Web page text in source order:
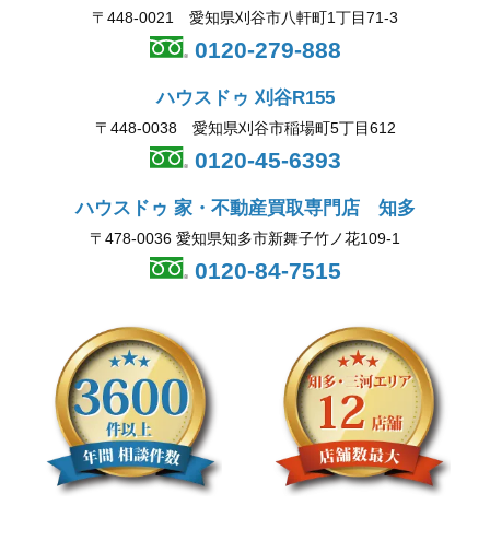
〒448-0021 愛知県刈谷市八軒町1丁目71-3
0120-279-888
ハウスドゥ 刈谷R155
〒448-0038 愛知県刈谷市稲場町5丁目612
0120-45-6393
ハウスドゥ 家・不動産買取専門店 知多
〒478-0036 愛知県知多市新舞子竹ノ花109-1
0120-84-7515